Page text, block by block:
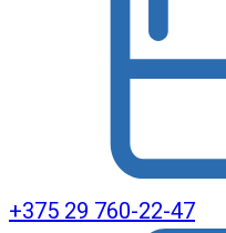
+375 29 760-22-47